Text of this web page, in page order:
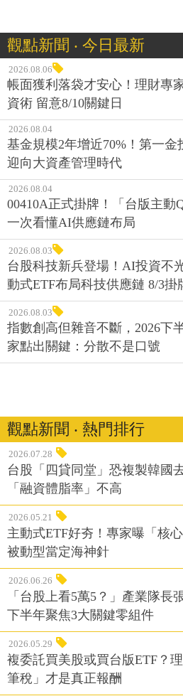
觀點新聞 ‧ 今日最新
2026.08.06
帳面獲利落袋才安心！理財專
資術 留意8/10關鍵日
2026.08.04
基金規模2年增近70%！第一
迎向大資產管理時代
2026.08.04
00410A正式掛牌！「台版主動
一次看懂AI供應鏈布局
2026.08.03
台股科技新兵登場！AI投資不
動式ETF布局科技供應鏈 8/3掛
2026.08.03
指數創高但雜音不斷，2026下
家點出關鍵：分散不是口號
觀點新聞 ‧ 熱門排行
2026.07.28
台股「四貸同堂」恐複製韓國
「融資體脂率」不高
2026.05.21
主動式ETF好夯！專家曝「核
被動型當定海神針
2026.06.26
「台股上看5萬5？」產業隊長
下半年聚焦3大關鍵零組件
2026.05.29
複委託買美股或買台版ETF？
筆稅」才是真正報酬